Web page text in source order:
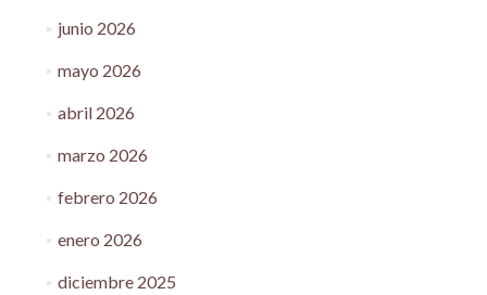
junio 2026
mayo 2026
abril 2026
marzo 2026
febrero 2026
enero 2026
diciembre 2025